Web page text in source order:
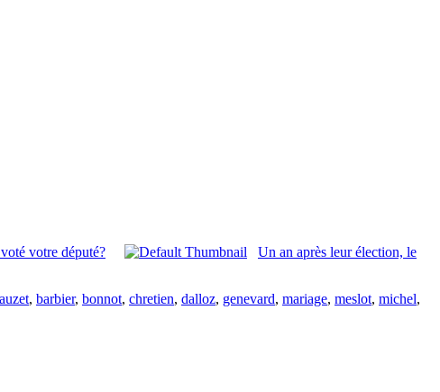
votre député?
Un an après leur élection, le
, barbier, bonnot, chretien, dalloz, genevard, mariage, meslot, michel,